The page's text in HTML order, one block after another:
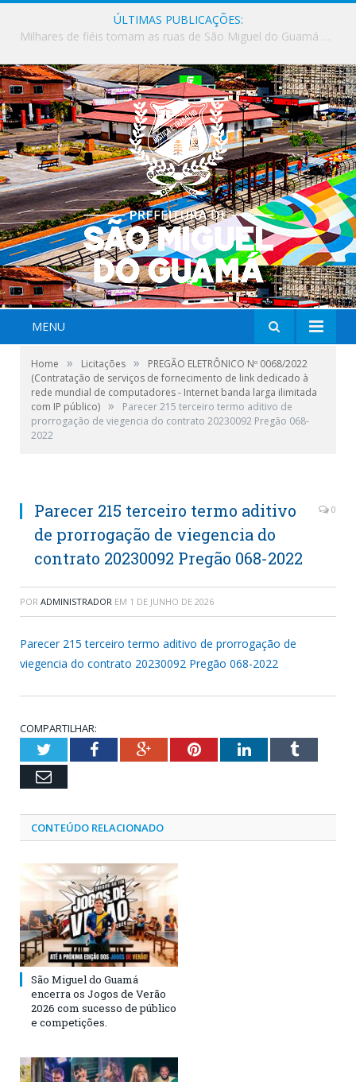
ÚLTIMAS PUBLICAÇÕES:
Milhares de fiéis tomam as ruas de São Miguel do Guamá em uma grande celebração de fé na Marcha para Jesus 2026.
MENU
Home » Licitações »
PREGÃO ELETRÔNICO Nº 0068/2022
(Contratação de serviços de fornecimento de link dedicado à
rede mundial de computadores - Internet banda larga ilimitada
com IP público) »
Parecer 215 terceiro termo aditivo de
prorrogação de viegencia do contrato 20230092 Pregão 068-
2022
Parecer 215 terceiro termo aditivo
de prorrogação de viegencia do
contrato 20230092 Pregão 068-2022
0
POR ADMINISTRADOR EM 1 DE JUNHO DE 2026
Parecer 215 terceiro termo aditivo de prorrogação de
viegencia do contrato 20230092 Pregão 068-2022
COMPARTILHAR:
TwitterFacebookGoogle+PinterestLinkedInTumblr
Email
CONTEÚDO RELACIONADO
São Miguel do Guamá
encerra os Jogos de Verão
2026 com sucesso de público
e competições.